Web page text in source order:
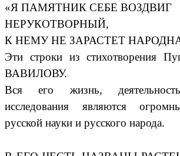
«Я ПАМЯТНИК СЕБЕ ВОЗДВИГ
НЕРУКОТВОРНЫЙ,
К НЕМУ НЕ ЗАРАСТЕТ
Эти строки из стихотворения
ВАВИЛОВУ.
Вся его жизнь,
исследования являются
русской науки и русского народа.